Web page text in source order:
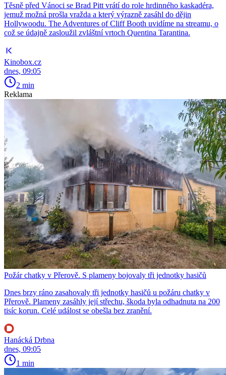
Těsně před Vánoci se Brad Pitt vrátí do role hrdinného kaskadéra,
jemuž možná prošla vražda a který výrazně zasáhl do dějin
Hollywoodu. The Adventures of Cliff Booth uvidíme na streamu, o
což se údajně zasloužil zvláštní vrtoch Quentina Tarantina.
Kinobox.cz
dnes, 09:05
2 min
Reklama
Požár chatky v Přerově. S plameny bojovaly tři jednotky hasičů
Dnes brzy ráno zasahovaly tři jednotky hasičů u požáru chatky v
Přerově. Plameny zasáhly její střechu, škoda byla odhadnuta na 200
tisíc korun. Celé událost se obešla bez zranění.
Hanácká Drbna
dnes, 09:05
1 min